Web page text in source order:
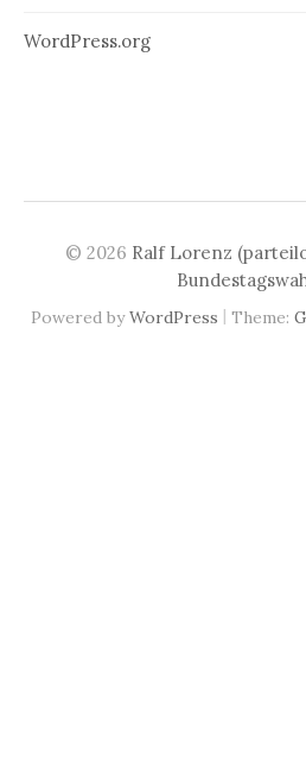
WordPress.org
© 2026 Ralf Lorenz
Powered byWordPress | Theme: